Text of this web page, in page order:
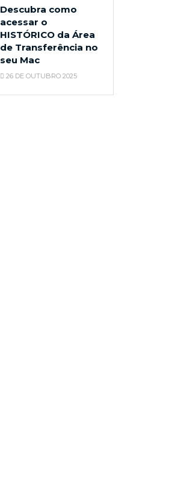
Descubra como
acessar o
HISTÓRICO da Área
de Transferência no
seu Mac
26 DE OUTUBRO 2025